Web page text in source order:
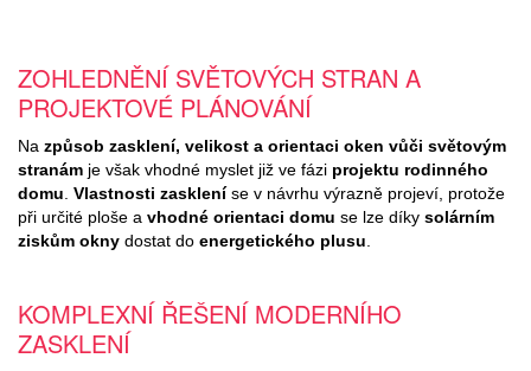
ZOHLEDNĚNÍ SVĚTOVÝCH STRAN A
PROJEKTOVÉ PLÁNOVÁNÍ
Na způsob zasklení, velikost a orientaci oken vůči světovým
stranám je však vhodné myslet již ve fázi projektu rodinného
domu Vlastnosti zaskleníse v návrhu výrazně projeví, protože
při určité ploše a vhodné orientaci domu se lze díky solárním
ziskům okny dostat do energetického plusu
KOMPLEXNÍ ŘEŠENÍ MODERNÍHO
ZASKLENÍ